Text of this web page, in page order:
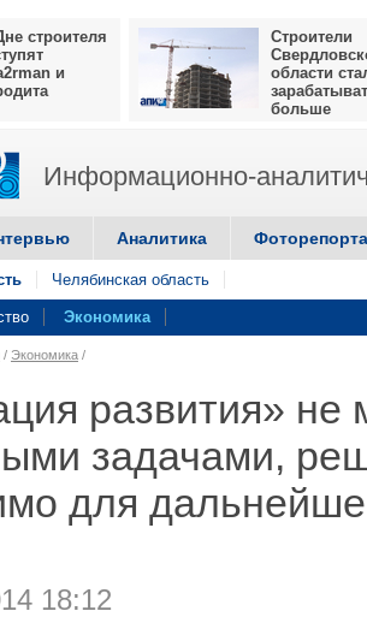
строителя
и
Строители
области
больше
Информационно-
Аналитика
Челябинская область
Экономика
/ Экономика /
развития» не
задачами,
для
18:12